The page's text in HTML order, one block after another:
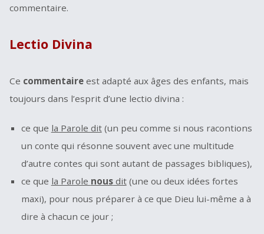
commentaire.
Lectio Divina
Ce commentaireest adapté aux âges des enfants, mais
toujours dans l’esprit d’une lectio divina :
ce que la Parole dit(un peu comme si nous racontions
un conte qui résonne souvent avec une multitude
d’autre contes qui sont autant de passages bibliques),
ce que la Parole nousdit(une ou deux idées fortes
maxi), pour nous préparer à ce que Dieu lui-même a à
dire à chacun ce jour ;